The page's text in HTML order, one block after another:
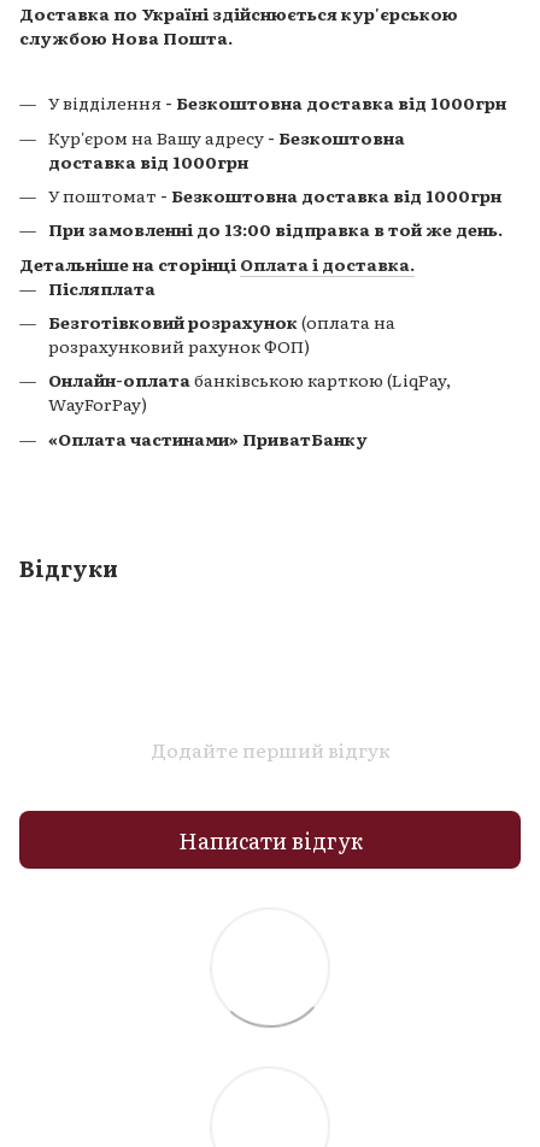
Доставка по Україні здійснюється кур'єрською
службою Нова Пошта.
У відділення - Безкоштовна доставка від 1000грн
Кур'єром на Вашу адресу - Безкоштовна
доставка від 1000грн
У поштомат - Безкоштовна доставка від 1000грн
При замовленні до 13:00 відправка в той же день.
Детальніше на сторінці Оплата і доставка.
Післяплата
Безготівковий розрахунок(оплата на
розрахунковий рахунок ФОП)
Онлайн-оплатабанківською карткою (LiqPay,
WayForPay)
«Оплата частинами» ПриватБанку
Відгуки
Додайте перший відгук
Написати відгук